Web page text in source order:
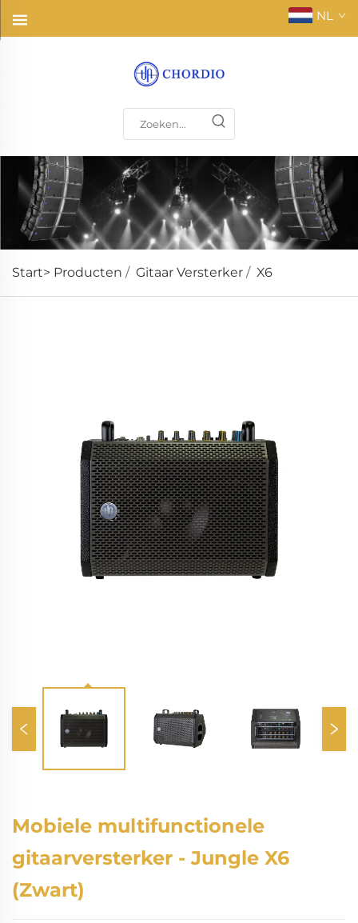
NL
Start> Producten / Gitaar Versterker / X6
Mobiele multifunctionele
gitaarversterker - Jungle X6
(Zwart)